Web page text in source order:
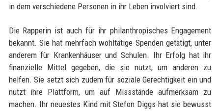
in dem verschiedene Personen in ihr Leben involviert sind.
Die Rapperin ist auch für ihr philanthropisches Engagement
bekannt. Sie hat mehrfach wohltätige Spenden getätigt, unter
anderem für Krankenhäuser und Schulen. Ihr Erfolg hat ihr
finanzielle Mittel gegeben, die sie nutzt, um anderen zu
helfen. Sie setzt sich zudem für soziale Gerechtigkeit ein und
nutzt ihre Plattform, um auf Missstände aufmerksam zu
machen. Ihr neuestes Kind mit Stefon Diggs hat sie bewusst